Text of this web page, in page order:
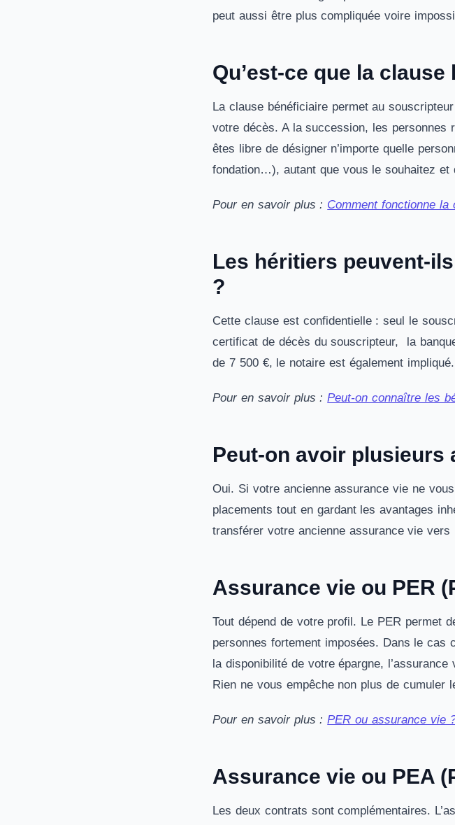
peut aussi être plus compliquée voire
Qu’est-ce que la
La clause bénéficiaire permet au
votre décès. A la succession, les
êtes libre de désigner n’importe quelle
fondation…), autant que vous le souhaitez et
Pour en savoir plus : Comment fonctionne
Les héritiers peuvent-
?
Cette clause est confidentielle : seul le
certificat de décès du souscripteur, la
de 7 500 €, le notaire est également impliqué.
Pour en savoir plus :Peut-on connaître les
Peut-on avoir plusieurs
Oui. Si votre ancienne assurance vie ne
placements tout en gardant les avantages
transférer votre ancienne assurance vie
Assurance vie ou PER
Tout dépend de votre profil. Le PER permet
personnes fortement imposées. Dans le cas
la disponibilité de votre épargne,
Rien ne vous empêche non plus de cumuler
Pour en savoir plus :PER ou assurance vie
Assurance vie ou PEA
Les deux contrats sont complémentaires.